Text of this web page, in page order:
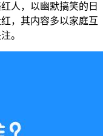
人，以幽默搞笑的日
，其内容多以家庭互
。